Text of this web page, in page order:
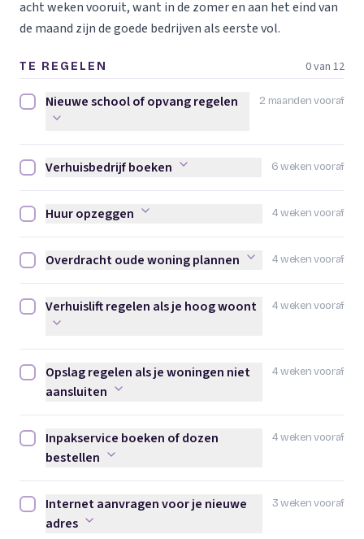
acht weken vooruit, want in de zomer en aan het eind van
de maand zijn de goede bedrijven als eerste vol.
TE REGELEN 0 van 12
2 maanden vooraf
Nieuwe school of opvang regelen afvinken
Nieuwe school of opvang regelen
6 weken vooraf
Verhuisbedrijf boeken afvinken
Verhuisbedrijf boeken
4 weken vooraf
Huur opzeggen afvinken
Huur opzeggen
4 weken vooraf
Overdracht oude woning plannen afvinken
Overdracht oude woning plannen
4 weken vooraf
Verhuislift regelen als je hoog woont afvinken
Verhuislift regelen als je hoog woont
4 weken vooraf
Opslag regelen als je woningen niet aansluiten afvinken
Opslag regelen als je woningen niet
aansluiten
4 weken vooraf
Inpakservice boeken of dozen bestellen afvinken
Inpakservice boeken of dozen
bestellen
3 weken vooraf
Internet aanvragen voor je nieuwe adres afvinken
Internet aanvragen voor je nieuwe
adres